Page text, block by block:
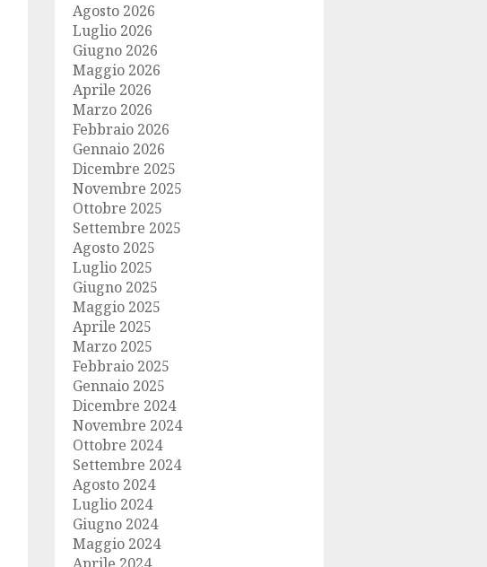
Agosto 2026
Luglio 2026
Giugno 2026
Maggio 2026
Aprile 2026
Marzo 2026
Febbraio 2026
Gennaio 2026
Dicembre 2025
Novembre 2025
Ottobre 2025
Settembre 2025
Agosto 2025
Luglio 2025
Giugno 2025
Maggio 2025
Aprile 2025
Marzo 2025
Febbraio 2025
Gennaio 2025
Dicembre 2024
Novembre 2024
Ottobre 2024
Settembre 2024
Agosto 2024
Luglio 2024
Giugno 2024
Maggio 2024